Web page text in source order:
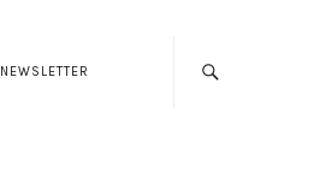
NEWSLETTER